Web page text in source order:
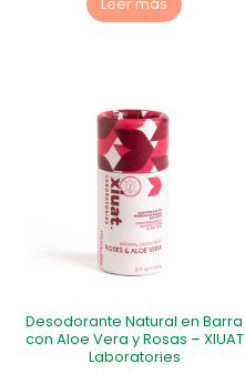
Desodorante Natural en Barra
con Aloe Vera y Rosas – XIUAT
Laboratories